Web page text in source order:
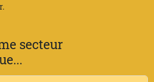
secteur